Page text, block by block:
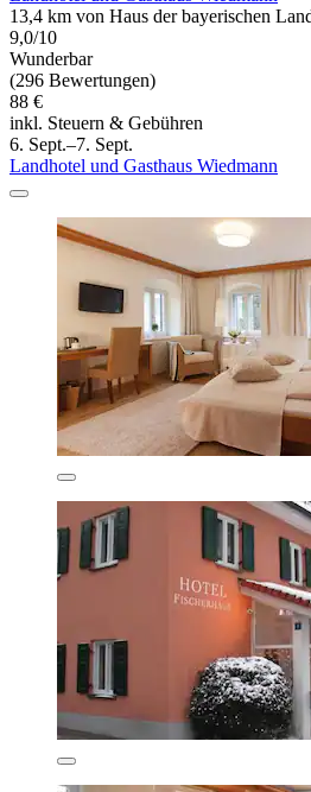
13,4 km von Haus der bayerischen
9,0/10
Wunderbar
(296 Bewertungen)
88 €
inkl. Steuern & Gebühren
6. Sept.–7. Sept.
Landhotel und Gasthaus Wiedmann